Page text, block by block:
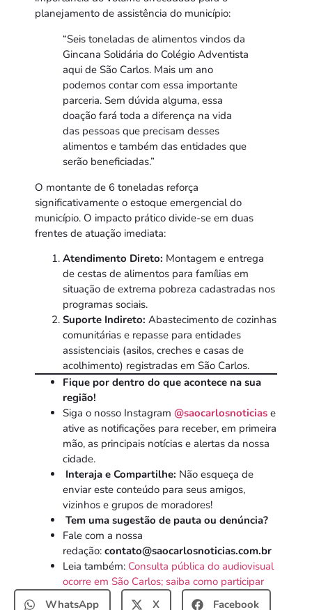
planejamento de assistência do município:
“Seis toneladas de alimentos vindos da
Gincana Solidária do Colégio Adventista
aqui de São Carlos. Mais um ano
podemos contar com essa importante
parceria. Sem dúvida alguma, essa
doação fará toda a diferença na vida
das pessoas que precisam desses
alimentos e também das entidades que
serão beneficiadas.”
O montante de 6 toneladas reforça
significativamente o estoque emergencial do
município. O impacto prático divide-se em duas
frentes de atuação imediata:
Atendimento Direto: Montagem e entrega
de cestas de alimentos para famílias em
situação de extrema pobreza cadastradas nos
programas sociais.
Suporte Indireto: Abastecimento de cozinhas
comunitárias e repasse para entidades
assistenciais (asilos, creches e casas de
acolhimento) registradas em São Carlos.
Fique por dentro do que acontece na sua
região!
Siga o nosso Instagram @saocarlosnoticias e
ative as notificações para receber, em primeira
mão, as principais notícias e alertas da nossa
cidade.
Interaja e Compartilhe: Não esqueça de
enviar este conteúdo para seus amigos,
vizinhos e grupos de moradores!
Tem uma sugestão de pauta ou denúncia?
Fale com a nossa
redação: contato@saocarlosnoticias.com.br
Leia também: Consulta pública do audiovisual
ocorre em São Carlos; saiba como participar
WhatsApp
X Facebook